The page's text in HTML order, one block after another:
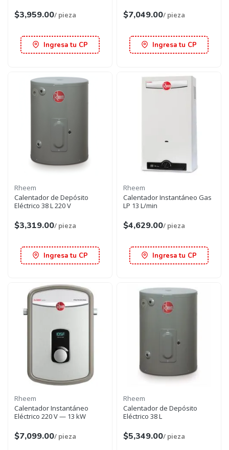
$3,959.00/ pieza
Ingresa tu CP
$7,049.00/ pieza
Ingresa tu CP
Rheem
Calentador de Depósito
Eléctrico 38 L 220 V
$3,319.00/ pieza
Ingresa tu CP
Rheem
Calentador Instantáneo Gas
LP 13 L/min
$4,629.00/ pieza
Ingresa tu CP
Rheem
Calentador Instantáneo
Eléctrico 220 V — 13 kW
$7,099.00/ pieza
Rheem
Calentador de Depósito
Eléctrico 38 L
$5,349.00/ pieza